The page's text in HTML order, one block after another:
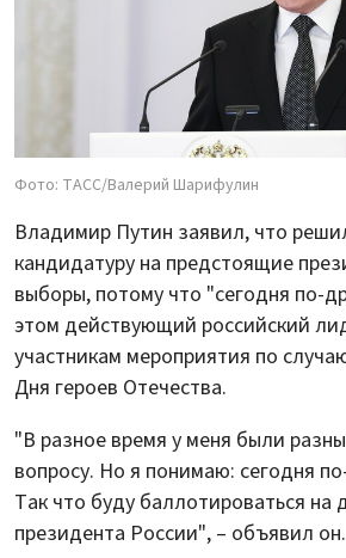
Фото: ТАСС/Валерий Шарифулин
Владимир Путин заявил, что
кандидатуру на предстоящие
выборы, потому что "сегодня по-
этом действующий российский
участникам мероприятия по
Дня героев Отечества.
"В разное время у меня были
вопросу. Но я понимаю: сегодня
Так что буду баллотироваться на
президента России", – объявил он.